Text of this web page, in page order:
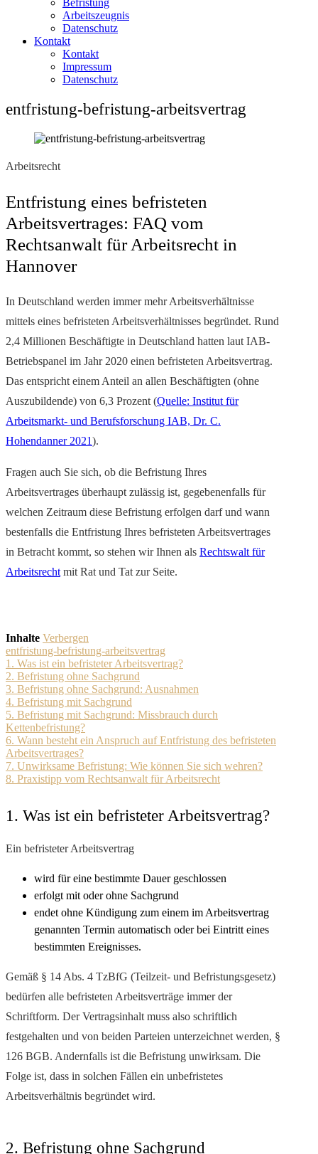
Befristung
Arbeitszeugnis
Datenschutz
Kontakt
Kontakt
Impressum
Datenschutz
entfristung-befristung-arbeitsvertrag
Arbeitsrecht
Entfristung eines befristeten
Arbeitsvertrages: FAQ vom
Rechtsanwalt für Arbeitsrecht in
Hannover
In Deutschland werden immer mehr Arbeitsverhältnisse
mittels eines befristeten Arbeitsverhältnisses begründet. Rund
2,4 Millionen Beschäftigte in Deutschland hatten laut IAB-
Betriebspanel im Jahr 2020 einen befristeten Arbeitsvertrag.
Das entspricht einem Anteil an allen Beschäftigten (ohne
Auszubildende) von 6,3 Prozent (Quelle: Institut für
Arbeitsmarkt- und Berufsforschung IAB, Dr. C.
Hohendanner 2021).
Fragen auch Sie sich, ob die Befristung Ihres
Arbeitsvertrages überhaupt zulässig ist, gegebenenfalls für
welchen Zeitraum diese Befristung erfolgen darf und wann
bestenfalls die Entfristung Ihres befristeten Arbeitsvertrages
in Betracht kommt, so stehen wir Ihnen als Rechtswalt für
Arbeitsrecht mit Rat und Tat zur Seite.
Inhalte Verbergen
entfristung-befristung-arbeitsvertrag
1. Was ist ein befristeter Arbeitsvertrag?
2. Befristung ohne Sachgrund
3. Befristung ohne Sachgrund: Ausnahmen
4. Befristung mit Sachgrund
5. Befristung mit Sachgrund: Missbrauch durch
Kettenbefristung?
6. Wann besteht ein Anspruch auf Entfristung des befristeten
Arbeitsvertrages?
7. Unwirksame Befristung: Wie können Sie sich wehren?
8. Praxistipp vom Rechtsanwalt für Arbeitsrecht
1. Was ist ein befristeter Arbeitsvertrag?
Ein befristeter Arbeitsvertrag
wird für eine bestimmte Dauer geschlossen
erfolgt mit oder ohne Sachgrund
endet ohne Kündigung zum einem im Arbeitsvertrag
genannten Termin automatisch oder bei Eintritt eines
bestimmten Ereignisses.
Gemäß § 14 Abs. 4 TzBfG (Teilzeit- und Befristungsgesetz)
bedürfen alle befristeten Arbeitsverträge immer der
Schriftform. Der Vertragsinhalt muss also schriftlich
festgehalten und von beiden Parteien unterzeichnet werden, §
126 BGB. Andernfalls ist die Befristung unwirksam. Die
Folge ist, dass in solchen Fällen ein unbefristetes
Arbeitsverhältnis begründet wird.
2. Befristung ohne Sachgrund